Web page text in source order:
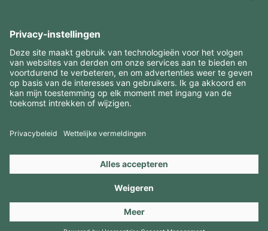
INTERESSANTE INFORMATIE
MIDDELEN
CONTACTEN
Copyright 2026 © Amorim Cork Solutions. All rights reserved.
byWebcomum